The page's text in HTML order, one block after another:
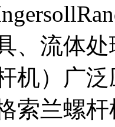
、流体
机）广
索兰螺